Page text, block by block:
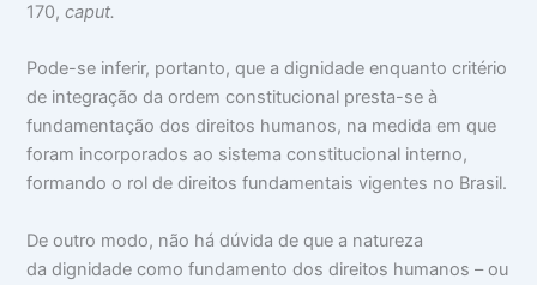
170,caput.
Pode-se inferir, portanto, que a dignidade enquanto critério
de integração da ordem constitucional presta-se à
fundamentação dos direitos humanos, na medida em que
foram incorporados ao sistema constitucional interno,
formando o rol de direitos fundamentais vigentes no Brasil.
De outro modo, não há dúvida de que a natureza
da dignidade como fundamento dos direitos humanos – ou